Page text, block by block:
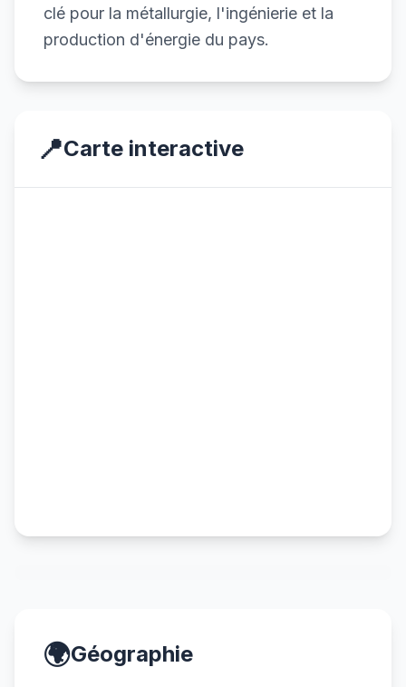
clé pour la métallurgie, l'ingénierie et la
production d'énergie du pays.
📍Carte interactive
🌍Géographie